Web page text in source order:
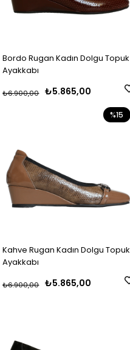
Bordo Rugan Kadın Dolgu Topuk
Ayakkabı
₺5.865,00
₺6.900,00
Kahve Rugan Kadın Dolgu Topuk
Ayakkabı
₺5.865,00
₺6.900,00
%15